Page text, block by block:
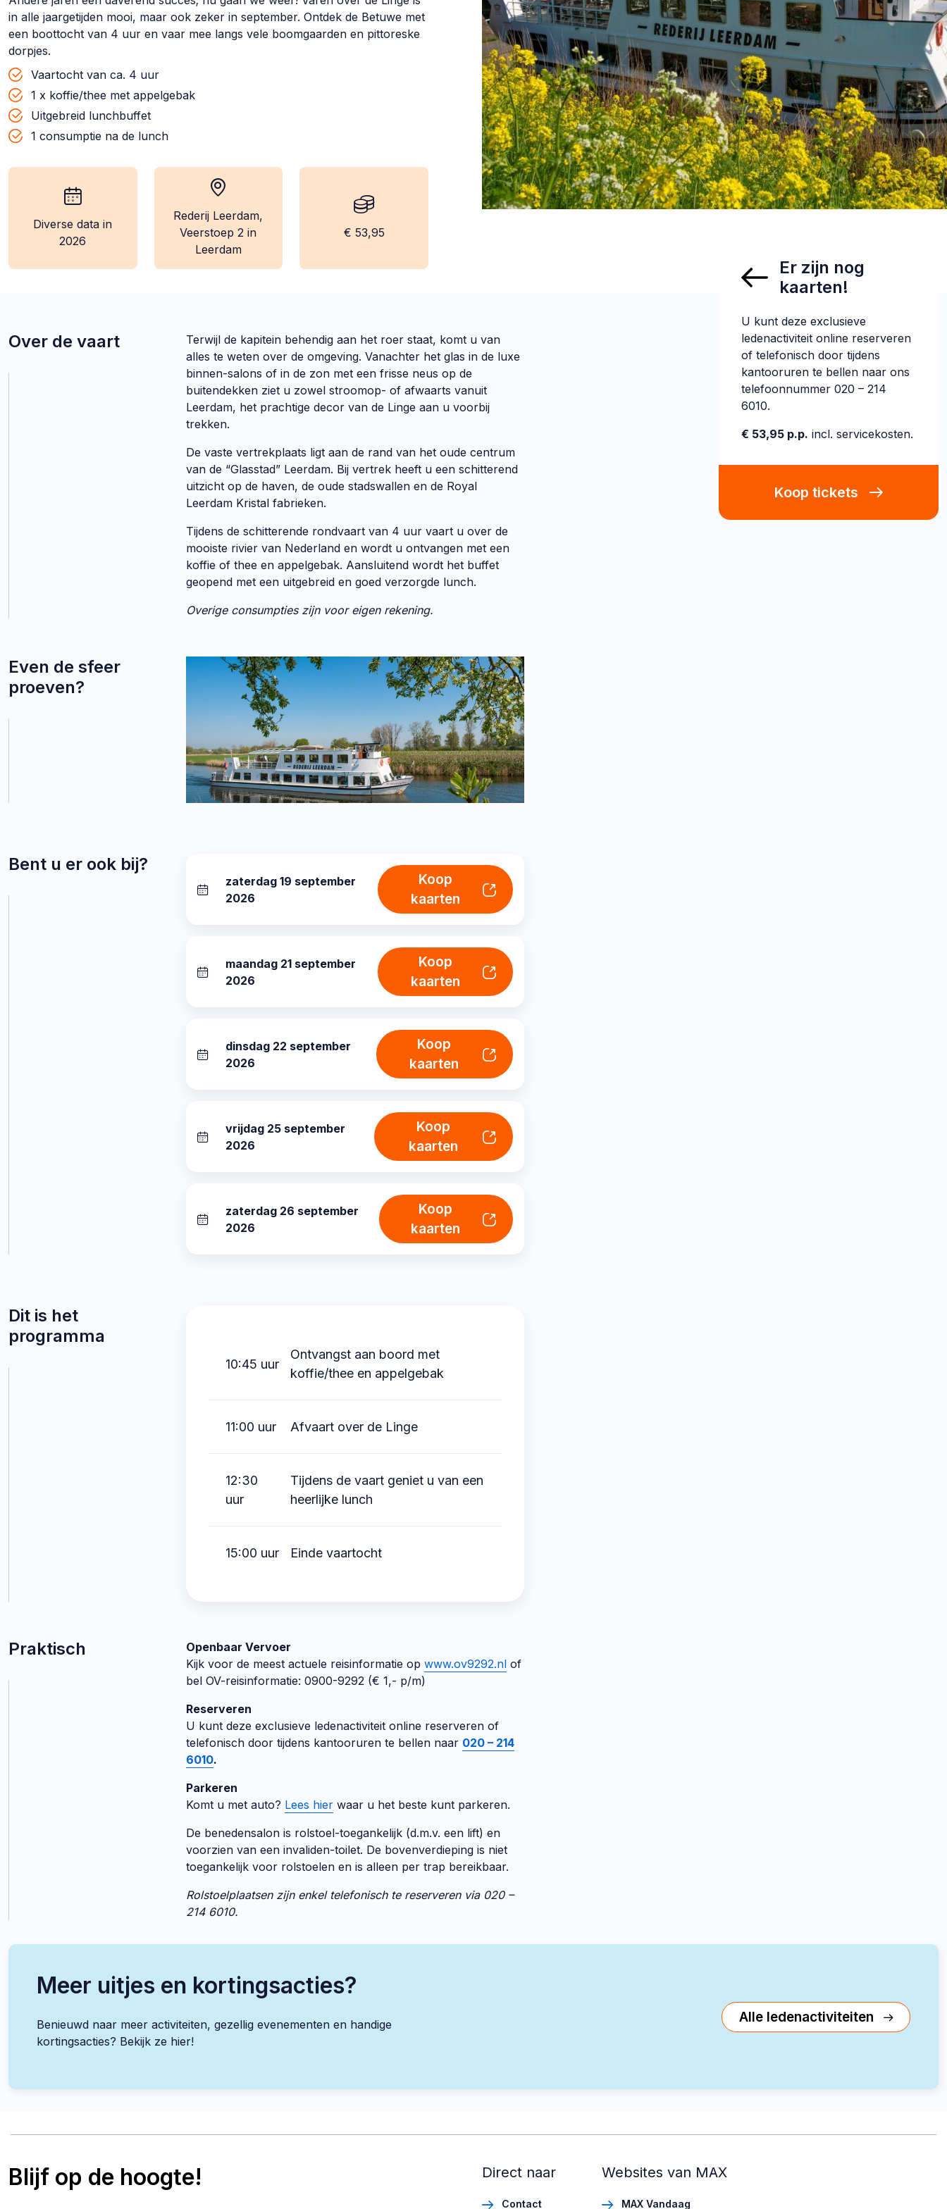
in alle jaargetijden mooi, maar ook zeker in september. Ontdek de Betuwe met
een boottocht van 4 uur en vaar mee langs vele boomgaarden en pittoreske
dorpjes.
Vaartocht van ca. 4 uur
1 x koffie/thee met appelgebak
Uitgebreid lunchbuffet
1 consumptie na de lunch
wanneer:
Diverse data in
2026
locatie:
Rederij Leerdam,
Veerstoep 2 in
Leerdam
kosten:€ 53,95
Over de vaart
Terwijl de kapitein behendig aan het roer staat, komt u van
alles te weten over de omgeving. Vanachter het glas in de luxe
binnen-salons of in de zon met een frisse neus op de
buitendekken ziet u zowel stroomop- of afwaarts vanuit
Leerdam, het prachtige decor van de Linge aan u voorbij
trekken.
De vaste vertrekplaats ligt aan de rand van het oude centrum
van de “Glasstad” Leerdam. Bij vertrek heeft u een schitterend
uitzicht op de haven, de oude stadswallen en de Royal
Leerdam Kristal fabrieken.
Tijdens de schitterende rondvaart van 4 uur vaart u over de
mooiste rivier van Nederland en wordt u ontvangen met een
koffie of thee en appelgebak. Aansluitend wordt het buffet
geopend met een uitgebreid en goed verzorgde lunch.
Overige consumpties zijn voor eigen rekening.
Even de sfeer
proeven?
Bent u er ook bij?
datum:
zaterdag 19 september
2026
Koop
kaarten
datum:
maandag 21 september
2026
Koop
kaarten
datum:
dinsdag 22 september
2026
Koop
kaarten
datum:
vrijdag 25 september
2026
Koop
kaarten
datum:
zaterdag 26 september
2026
Koop
kaarten
Dit is het
programma
10:45 uur
Ontvangst aan boord met
koffie/thee en appelgebak
11:00 uur Afvaart over de Linge
12:30
uur
Tijdens de vaart geniet u van een
heerlijke lunch
15:00 uur Einde vaartocht
Praktisch
Openbaar Vervoer
Kijk voor de meest actuele reisinformatie op www.ov9292.nl of
bel OV-reisinformatie: 0900-9292 (€ 1,- p/m)
Reserveren
U kunt deze exclusieve ledenactiviteit online reserveren of
telefonisch door tijdens kantooruren te bellen naar 020 – 214
6010.
Parkeren
Komt u met auto? Lees hier waar u het beste kunt parkeren.
De benedensalon is rolstoel-toegankelijk (d.m.v. een lift) en
voorzien van een invaliden-toilet. De bovenverdieping is niet
toegankelijk voor rolstoelen en is alleen per trap bereikbaar.
Rolstoelplaatsen zijn enkel telefonisch te reserveren via 020 –
214 6010.
Er zijn nog
kaarten!
U kunt deze exclusieve
ledenactiviteit online reserveren
of telefonisch door tijdens
kantooruren te bellen naar ons
telefoonnummer 020 – 214
6010.
€ 53,95 p.p. incl. servicekosten.
Koop tickets
Meer uitjes en kortingsacties?
Benieuwd naar meer activiteiten, gezellig evenementen en handige
kortingsacties? Bekijk ze hier!
Alle ledenactiviteiten
Blijf op de hoogte! Direct naar
Contact
Websites van MAX
MAX Vandaag